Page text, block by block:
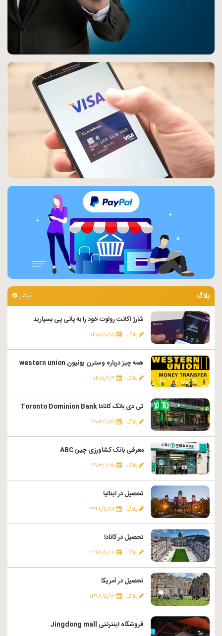
بلاگ بیشتر
شارژ اکانت رولوت خود را به پانی پی بسپارید
بلاگ ۱۴۰۵/۵/۱۵
همه چیز درباره وسترن یونیون western union
بلاگ ۱۴۰۵/۲/۹
تی دی بانک کانادا Toronto Dominion Bank
بلاگ ۱۴۰۳/۱/۲۶
معرفی بانک کشاورزی چین ABC
بلاگ ۱۴۰۳/۱/۲۵
تحصیل در ایتالیا
بلاگ ۱۳۹۸/۵/۱۷
تحصیل در کانادا
بلاگ ۱۳۹۸/۵/۱۷
تحصیل در آمریکا
بلاگ ۱۳۹۸/۵/۱۶
فروشگاه اینترنتی Jingdong mall